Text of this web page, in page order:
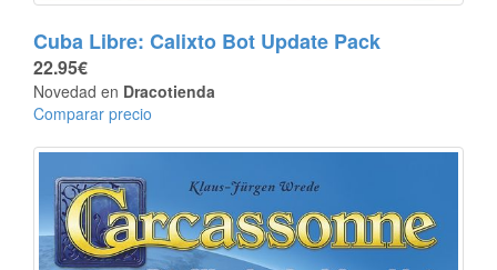
Cuba Libre: Calixto Bot Update Pack
22.95€
Novedad en Dracotienda
Comparar precio